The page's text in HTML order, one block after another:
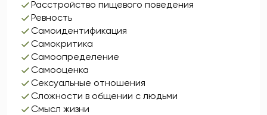
Расстройство пищевого поведения
Ревность
Самоидентификация
Самокритика
Самоопределение
Самооценка
Сексуальные отношения
Сложности в общении с людьми
Смысл жизни